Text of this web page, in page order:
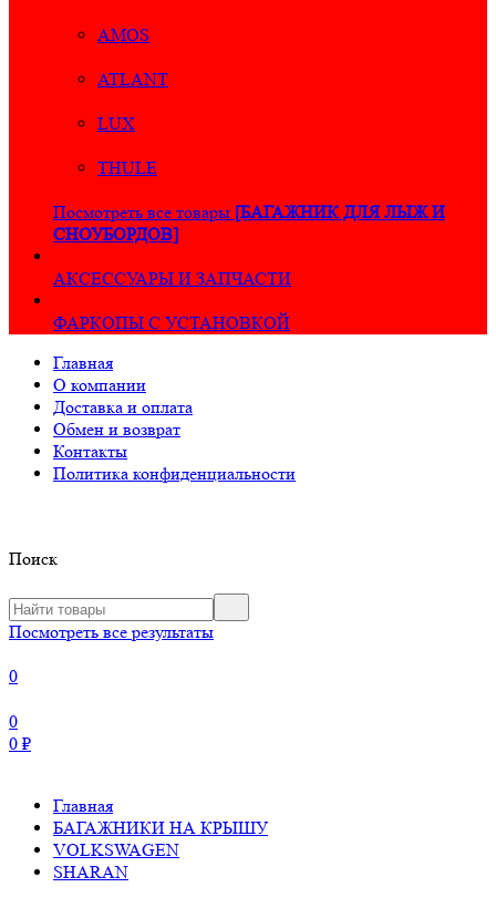
AMOS
ATLANT
LUX
THULE
Посмотреть все товары [БАГАЖНИК ДЛЯ ЛЫЖ И
СНОУБОРДОВ]
АКСЕССУАРЫ И ЗАПЧАСТИ
ФАРКОПЫ С УСТАНОВКОЙ
Главная
О компании
Доставка и оплата
Обмен и возврат
Контакты
Политика конфиденциальности
Поиск
Посмотреть все результаты
0
0
0 ₽
Главная
БАГАЖНИКИ НА КРЫШУ
VOLKSWAGEN
SHARAN